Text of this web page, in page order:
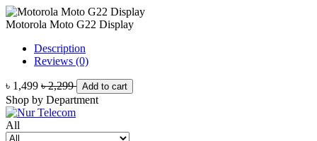
Motorola Moto G22 Display
Description
Reviews (0)
৳ 1,499 ৳ 2,299 Add to cart
Shop by Department
All